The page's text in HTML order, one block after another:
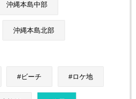
沖縄本島中部
沖縄本島北部
ビーチ ロケ地